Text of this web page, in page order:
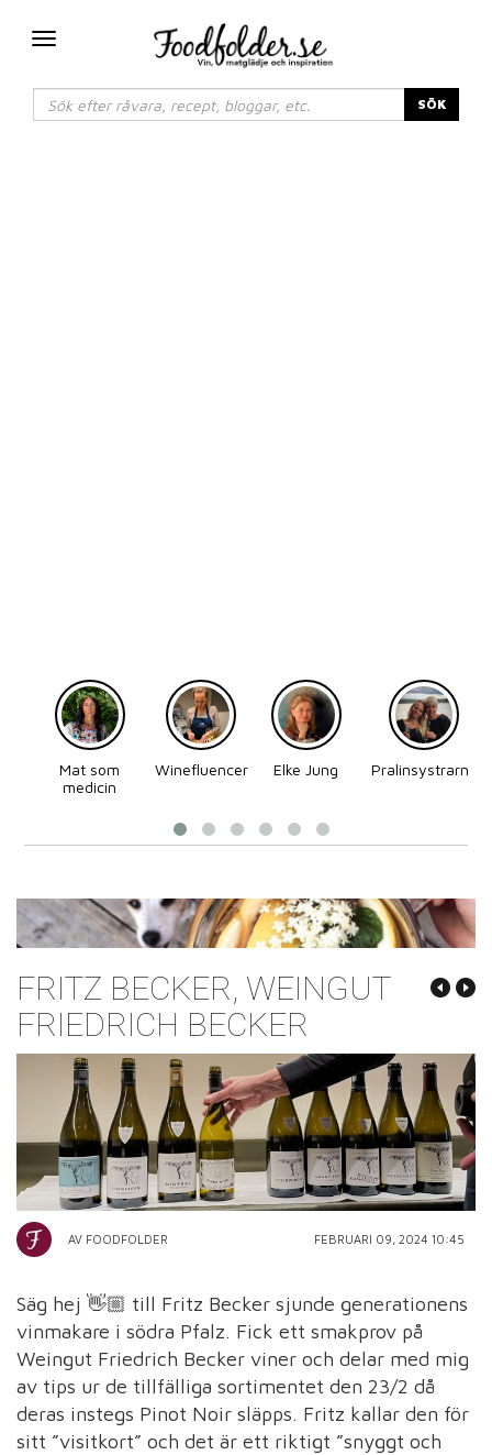
Växla
SÖK
Mat som
medicin
Winefluencer Elke Jung
Pralinsystrarna
FRITZ BECKER, WEINGUT
FRIEDRICH BECKER
AV FOODFOLDER FEBRUARI 09, 2024 10:45
Säg hej 👋🏼 till Fritz Becker sjunde generationens
vinmakare i södra Pfalz. Fick ett smakprov på
Weingut Friedrich Becker viner och delar med mig
av tips ur de tillfälliga sortimentet den 23/2 då
deras instegs Pinot Noir släpps. Fritz kallar den för
sitt ”visitkort” och det är ett riktigt ”snyggt och